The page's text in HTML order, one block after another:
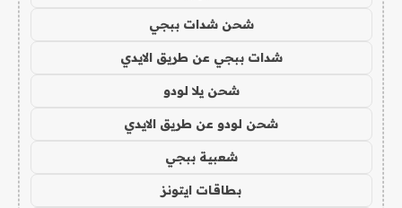
شحن شدات ببجي
شدات ببجي عن طريق الايدي
شحن يلا لودو
شحن لودو عن طريق الايدي
شعبية ببجي
بطاقات ايتونز